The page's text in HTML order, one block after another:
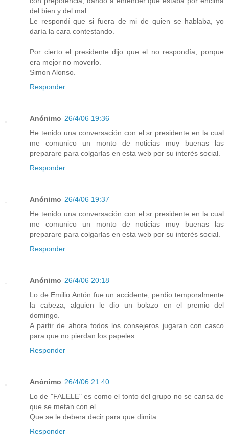
del bien y del mal.
Le respondí que si fuera de mi de quien se hablaba, yo
daría la cara contestando.
Por cierto el presidente dijo que el no respondía, porque
era mejor no moverlo.
Simon Alonso.
Responder
Anónimo 26/4/06 19:36
He tenido una conversación con el sr presidente en la cual
me comunico un monto de noticias muy buenas las
preparare para colgarlas en esta web por su interés social.
Responder
Anónimo 26/4/06 19:37
He tenido una conversación con el sr presidente en la cual
me comunico un monto de noticias muy buenas las
preparare para colgarlas en esta web por su interés social.
Responder
Anónimo 26/4/06 20:18
Lo de Emilio Antón fue un accidente, perdio temporalmente
la cabeza, alguien le dio un bolazo en el premio del
domingo.
A partir de ahora todos los consejeros jugaran con casco
para que no pierdan los papeles.
Responder
Anónimo 26/4/06 21:40
Lo de "FALELE" es como el tonto del grupo no se cansa de
que se metan con el.
Que se le debera decir para que dimita
Responder